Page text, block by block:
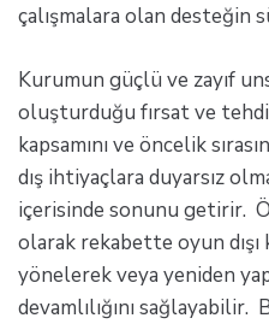
çalışmalara olan desteğin
Kurumun güçlü ve zayıf
oluşturduğu fırsat ve
kapsamını ve öncelik
dış ihtiyaçlara duyarsız
içerisinde sonunu getirir.
olarak rekabette oyun dışı
yönelerek veya yeniden
devamlılığını sağlayabilir.